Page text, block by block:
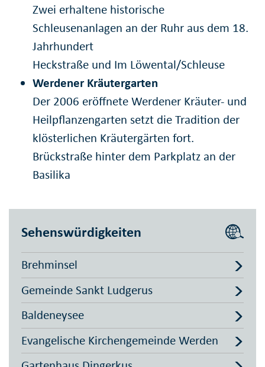
Zwei erhaltene historische
Schleusenanlagen an der Ruhr aus dem 18.
Jahrhundert
Heckstraße und Im Löwental/Schleuse
Werdener Kräutergarten
Der 2006 eröffnete Werdener Kräuter- und
Heilpflanzengarten setzt die Tradition der
klösterlichen Kräutergärten fort.
Brückstraße hinter dem Parkplatz an der
Basilika
Sehenswürdigkeiten
Brehminsel
Gemeinde Sankt Ludgerus
Baldeneysee
Evangelische Kirchengemeinde Werden